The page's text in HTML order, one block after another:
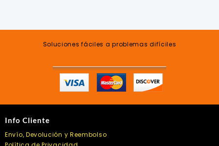
Soluciones fáciles a problemas difíciles
Info Cliente
Envío, Devolución y Reembolso